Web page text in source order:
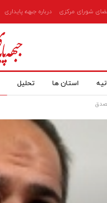
شورای مرکزی درباره جبهه پایداری
استان ها تحلیل